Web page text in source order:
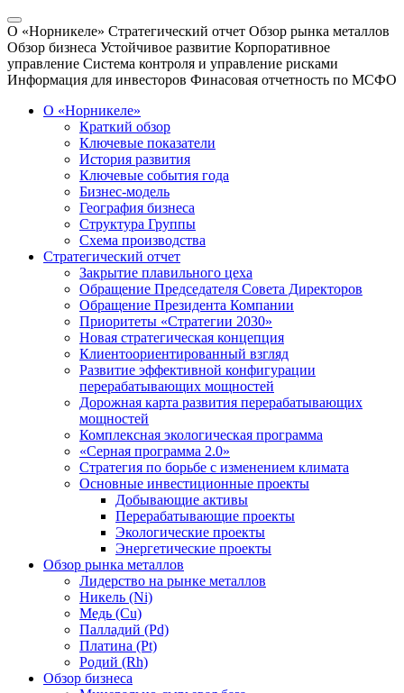
О «Норникеле» Стратегический отчет Обзор рынка металлов
Обзор бизнеса Устойчивое развитие Корпоративное
управление Система контроля и управление рисками
Информация для инвесторов Финасовая отчетность по МСФО
О «Норникеле»
Краткий обзор
Ключевые показатели
История развития
Ключевые события года
Бизнес-модель
География бизнеса
Структура Группы
Схема производства
Стратегический отчет
Закрытие плавильного цеха
Обращение Председателя Совета Директоров
Обращение Президента Компании
Приоритеты «Стратегии 2030»
Новая стратегическая концепция
Клиентоориентированный взгляд
Развитие эффективной конфигурации
перерабатывающих мощностей
Дорожная карта развития перерабатывающих
мощностей
Комплексная экологическая программа
«Серная программа 2.0»
Стратегия по борьбе с изменением климата
Основные инвестиционные проекты
Добывающие активы
Перерабатывающие проекты
Экологические проекты
Энергетические проекты
Обзор рынка металлов
Лидерство на рынке металлов
Никель (Ni)
Медь (Cu)
Палладий (Pd)
Платина (Pt)
Родий (Rh)
Обзор бизнеса